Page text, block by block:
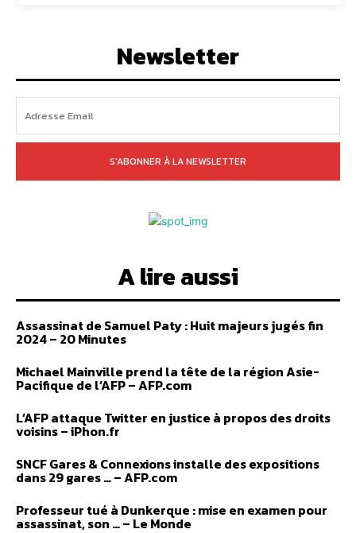
Newsletter
S'ABONNER À LA NEWSLETTER
A lire aussi
Assassinat de Samuel Paty : Huit majeurs jugés fin
2024 – 20 Minutes
Michael Mainville prend la tête de la région Asie-
Pacifique de l’AFP – AFP.com
L’AFP attaque Twitter en justice à propos des droits
voisins – iPhon.fr
SNCF Gares & Connexions installe des expositions
dans 29 gares … – AFP.com
Professeur tué à Dunkerque : mise en examen pour
assassinat, son … – Le Monde